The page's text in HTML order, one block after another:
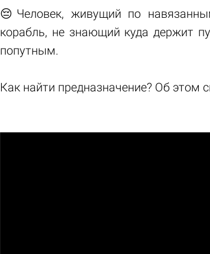
😔Человек, живущий по
корабль, не знающий куда держит
попутным.
Как найти предназначение? Об этом